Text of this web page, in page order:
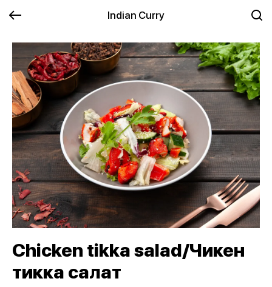
Indian Curry
Chicken tikka salad/Чикен
тикка салат